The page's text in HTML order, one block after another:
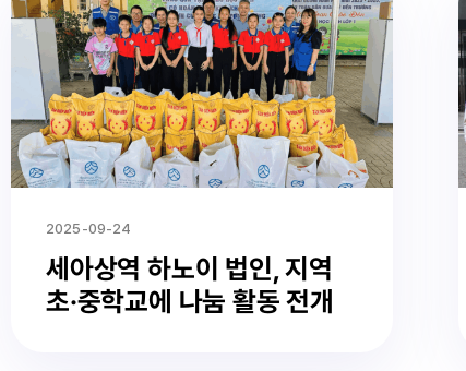
2025-09-24
세아상역 하노이 법인, 지역
초·중학교에 나눔 활동 전개